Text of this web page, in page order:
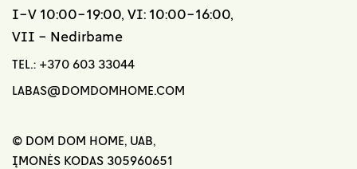
I-V 10:00-19:00, VI: 10:00-16:00,
VII - Nedirbame
TEL.: +370 603 33044
LABAS@DOMDOMHOME.COM
© DOM DOM HOME, UAB,
ĮMONĖS KODAS 305960651